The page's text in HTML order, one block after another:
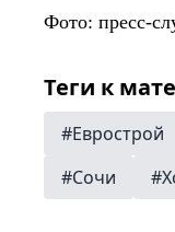
Фото: пресс-
Теги к
#Еврострой
#Сочи